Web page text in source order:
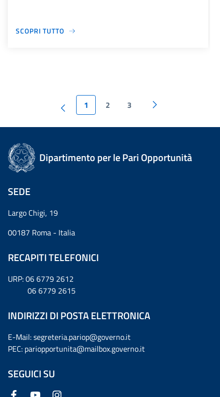
SCOPRI TUTTO
1 2 3
Dipartimento per le Pari Opportunità
SEDE
Largo Chigi, 19
00187 Roma - Italia
RECAPITI TELEFONICI
URP: 06 6779 2612
06 6779 2615
INDIRIZZI DI POSTA ELETTRONICA
E-Mail: segreteria.pariop@governo.it
PEC: pariopportunita@mailbox.governo.it
SEGUICI SU